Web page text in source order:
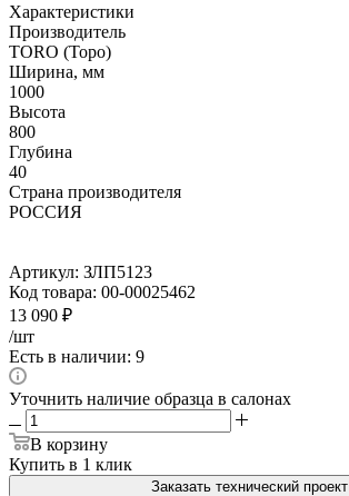
Характеристики
Производитель
TORO (Торо)
Ширина, мм
1000
Высота
800
Глубина
40
Страна производителя
РОССИЯ
Артикул: ЗЛП5123
Код товара: 00-00025462
13 090 ₽
/шт
Есть в наличии: 9
Уточнить наличие образца в салонах
В корзину
Купить в 1 клик
Заказать технический проект